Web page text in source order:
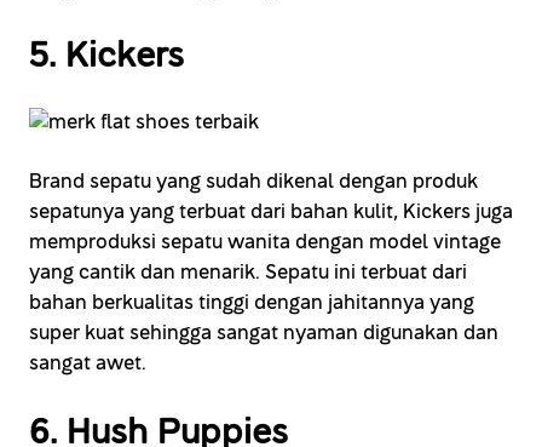
5. Kickers
Brand sepatu yang sudah dikenal dengan produk
sepatunya yang terbuat dari bahan kulit, Kickers juga
memproduksi sepatu wanita dengan model vintage
yang cantik dan menarik. Sepatu ini terbuat dari
bahan berkualitas tinggi dengan jahitannya yang
super kuat sehingga sangat nyaman digunakan dan
sangat awet.
6. Hush Puppies